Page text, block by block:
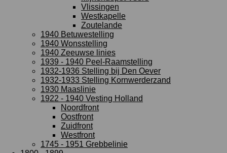
Vlissingen
Westkapelle
Zoutelande
1940 Betuwestelling
1940 Wonsstelling
1940 Zeeuwse linies
1939 - 1940 Peel-Raamstelling
1932-1936 Stelling bij Den Oever
1932-1933 Stelling Kornwerderzand
1930 Maaslinie
1922 - 1940 Vesting Holland
Noordfront
Oostfront
Zuidfront
Westfront
1745 - 1951 Grebbelinie